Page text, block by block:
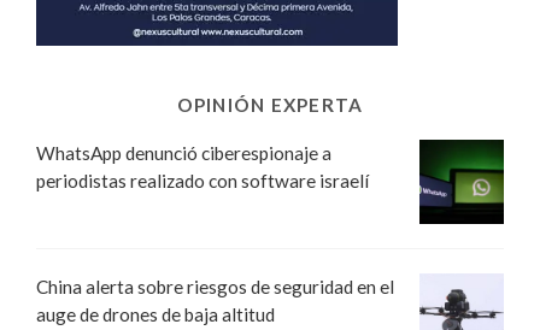
OPINIÓN EXPERTA
WhatsApp denunció ciberespionaje a
periodistas realizado con software israelí
China alerta sobre riesgos de seguridad en el
auge de drones de baja altitud